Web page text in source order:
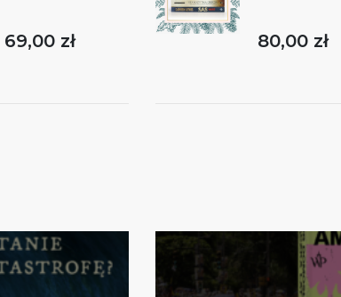
69,00 zł 80,00 zł